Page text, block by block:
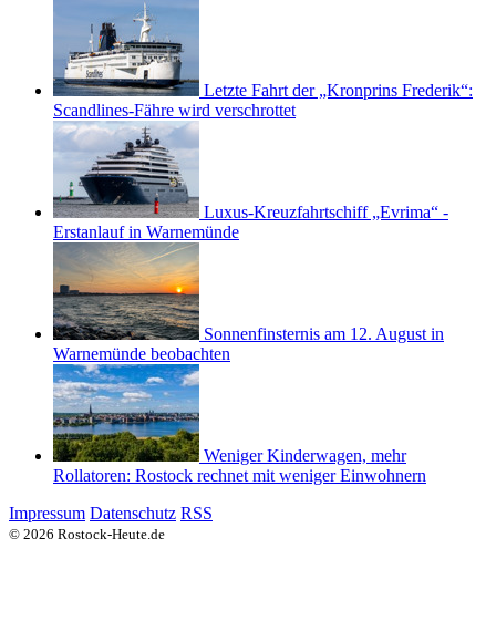
Letzte Fahrt der „Kronprins Frederik“:
Scandlines-Fähre wird verschrottet
Luxus-Kreuzfahrtschiff „Evrima“ -
Erstanlauf in Warnemünde
Sonnenfinsternis am 12. August in
Warnemünde beobachten
Weniger Kinderwagen, mehr
Rollatoren: Rostock rechnet mit weniger Einwohnern
Impressum Datenschutz RSS
© 2026 Rostock-Heute.de